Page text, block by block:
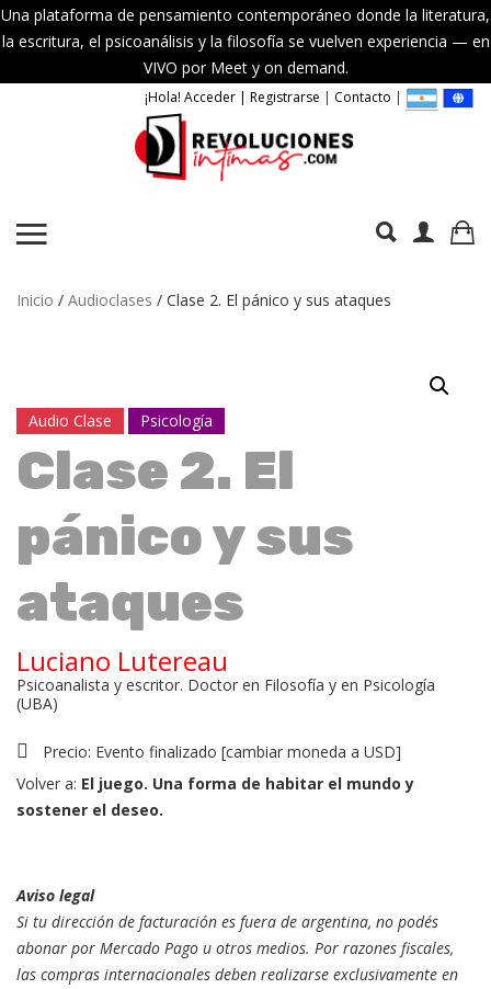
Una plataforma de pensamiento contemporáneo donde la literatura,
la escritura, el psicoanálisis y la filosofía se vuelven experiencia — en
VIVO por Meet y on demand.
¡Hola! Acceder | Registrarse | Contacto |
Inicio / Audioclases / Clase 2. El pánico y sus ataques
Audio Clase Psicología
Clase 2. El
pánico y sus
ataques
Luciano Lutereau
Psicoanalista y escritor. Doctor en Filosofía y en Psicología
(UBA)
Precio: Evento finalizado [cambiar moneda a USD]
Volver a: El juego. Una forma de habitar el mundo y
sostener el deseo.
Aviso legal
Si tu dirección de facturación es fuera de argentina, no podés
abonar por Mercado Pago u otros medios. Por razones fiscales,
las compras internacionales deben realizarse exclusivamente en